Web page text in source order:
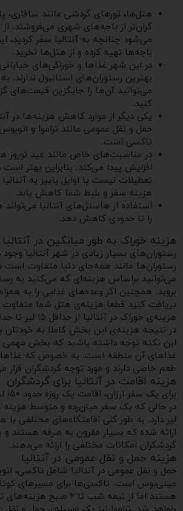
هتل‌ها، تورهای گردشی مانند سافاری،
گران‌تر از باجه‌های شهری می‌فروشند.
می‌شود چنانچه به آنتالیا سفر کردید،
باجه‌ها تهیه کرده و از هتل‌ها نخرید.
در این شهر غذاها و خوراکی‌های
بهترین رستوران‌های استانبول ندارند.
می‌توانید آن‌ها را جایگزین قیمت‌های
کنید.
یکی دیگر از موارد کاهش هزینه‌ها در
حمل و نقل عمومی مانند تراموا و
تاکسی است.
در مناسبت‌های خاص مانند عید نوروز
افزایش پیدا می‌کند. بنابراین بهتر
تعطیلات نیست یا اوایل پاییز به
هزینه سفر و بلیط شما کاهش یابد.
استفاده از هاستل‌های آنتالیا
را تا حدودی کاهش دهد.
هزینه خوراک به طور میانگین در آنتالیا
رستوران‌های بسیار زیادی در شهر آنتالیا
رستوران‌ها مانند همه‌جای دنیا متفاوت است
می‌توانید براساس هزینه‌ای که می‌کنید به
بروید. همچنین اگر وعده‌های غذایی را به
دریافت کنید قطعا هزینه‌ی هتل شما متفاوت
در نتیجه هزینه‌ی این بخش کاملا به خودتان
این نکته توجه داشته باشید که بخش مهمی
غذاهای آن منطقه است. به خصوص که
طعم خاصی دارند و مورد توجه گردشگران قرار
هزینه اقامت در آنتالیا برای گردشگران
لیر دارد. به طور کلی اقامتگاه‌های مختلفی با
ارائه شده که بسیار مقرون به صرفه هستند و
گردشگران امکانات مختلفی را ارائه می‌دهند.
هزینه حمل و نقل عمومی در آنتالیا
حمل و نقل عمومی در آنتالیا شامل تاکسی،
مینی‌بوس است. تاکسی‌ها برای مسیرهای
هستند اما از نیمه شب تا ۶ صبح